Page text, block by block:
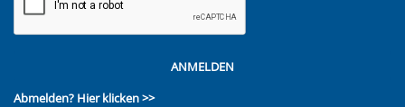
ANMELDEN
Abmelden? Hier klicken >>